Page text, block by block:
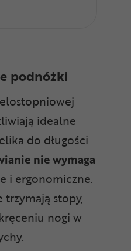
podnóżki
idealne
do długości
nie wymaga
i ergonomiczne.
trzymają stopy,
nogi w